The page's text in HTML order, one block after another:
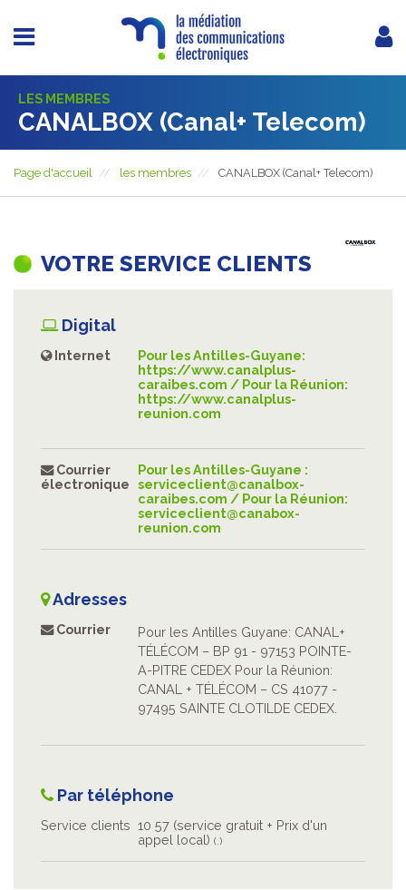
LES MEMBRES
CANALBOX (Canal+ Telecom)
Page d'accueil les membres CANALBOX (Canal+ Telecom)
VOTRE SERVICE CLIENTS
Digital
Internet
Pour les Antilles-Guyane:
https://www.canalplus-
caraibes.com / Pour la Réunion:
https://www.canalplus-
reunion.com
Courrier
électronique
Pour les Antilles-Guyane :
serviceclient@canalbox-
caraibes.com / Pour la Réunion:
serviceclient@canabox-
reunion.com
Adresses
Courrier
Pour les Antilles Guyane: CANAL+
TÉLÉCOM – BP 91 - 97153 POINTE-
A-PITRE CEDEX Pour la Réunion:
CANAL + TÉLÉCOM – CS 41077 -
97495 SAINTE CLOTILDE CEDEX.
Par téléphone
Service clients 10 57 (service gratuit + Prix d'un
appel local) (.)